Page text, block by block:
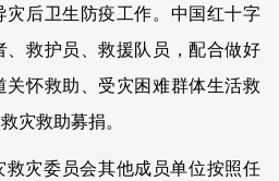
灾后卫生防疫工作。中国红十字
、救护员、救援队员，配合做好
怀救助、受灾困难群体生活救
灾救助募捐。
救灾委员会其他成员单位按照任